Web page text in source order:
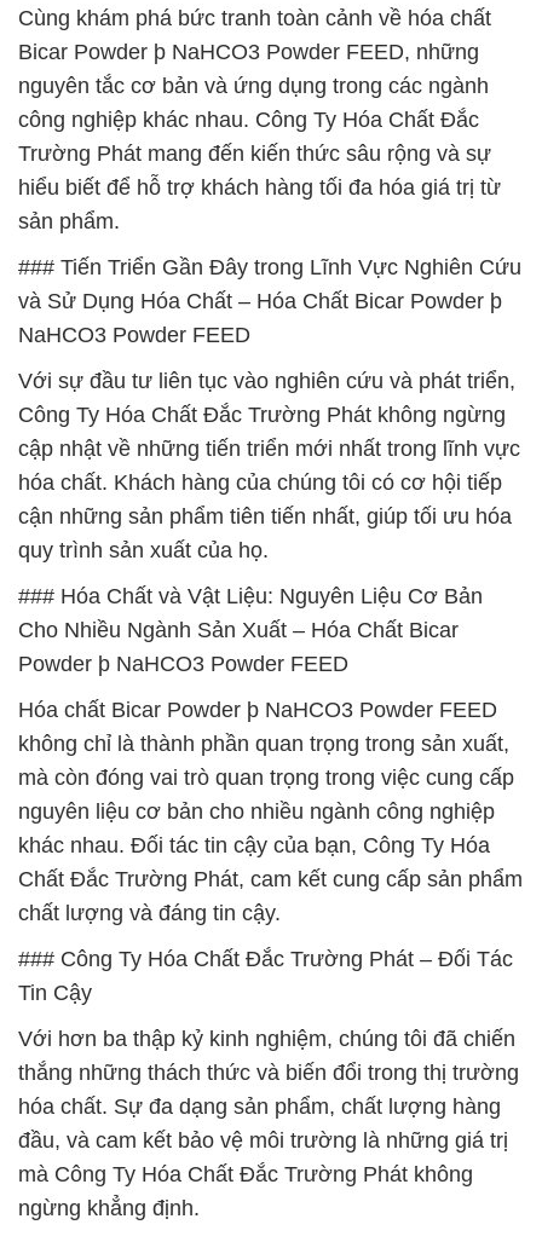
Cùng khám phá bức tranh toàn cảnh về hóa chất
Bicar Powder þ NaHCO3 Powder FEED, những
nguyên tắc cơ bản và ứng dụng trong các ngành
công nghiệp khác nhau. Công Ty Hóa Chất Đắc
Trường Phát mang đến kiến thức sâu rộng và sự
hiểu biết để hỗ trợ khách hàng tối đa hóa giá trị từ
sản phẩm.
### Tiến Triển Gần Đây trong Lĩnh Vực Nghiên Cứu
và Sử Dụng Hóa Chất – Hóa Chất Bicar Powder þ
NaHCO3 Powder FEED
Với sự đầu tư liên tục vào nghiên cứu và phát triển,
Công Ty Hóa Chất Đắc Trường Phát không ngừng
cập nhật về những tiến triển mới nhất trong lĩnh vực
hóa chất. Khách hàng của chúng tôi có cơ hội tiếp
cận những sản phẩm tiên tiến nhất, giúp tối ưu hóa
quy trình sản xuất của họ.
### Hóa Chất và Vật Liệu: Nguyên Liệu Cơ Bản
Cho Nhiều Ngành Sản Xuất – Hóa Chất Bicar
Powder þ NaHCO3 Powder FEED
Hóa chất Bicar Powder þ NaHCO3 Powder FEED
không chỉ là thành phần quan trọng trong sản xuất,
mà còn đóng vai trò quan trọng trong việc cung cấp
nguyên liệu cơ bản cho nhiều ngành công nghiệp
khác nhau. Đối tác tin cậy của bạn, Công Ty Hóa
Chất Đắc Trường Phát, cam kết cung cấp sản phẩm
chất lượng và đáng tin cậy.
### Công Ty Hóa Chất Đắc Trường Phát – Đối Tác
Tin Cậy
Với hơn ba thập kỷ kinh nghiệm, chúng tôi đã chiến
thắng những thách thức và biến đổi trong thị trường
hóa chất. Sự đa dạng sản phẩm, chất lượng hàng
đầu, và cam kết bảo vệ môi trường là những giá trị
mà Công Ty Hóa Chất Đắc Trường Phát không
ngừng khẳng định.